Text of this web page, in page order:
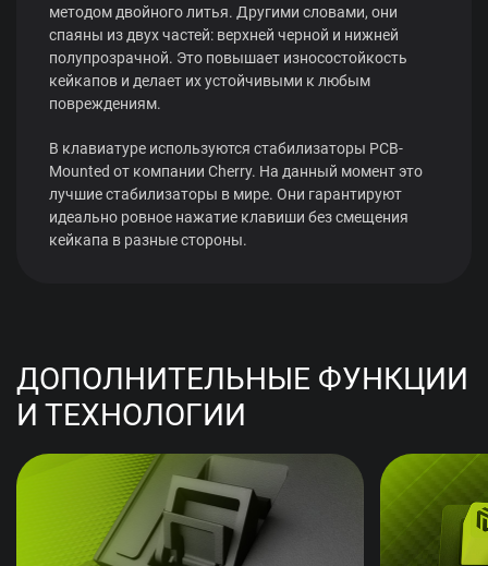
методом двойного литья. Другими словами, они
спаяны из двух частей: верхней черной и нижней
полупрозрачной. Это повышает износостойкость
кейкапов и делает их устойчивыми к любым
повреждениям.
В клавиатуре используются стабилизаторы PCB-
Mounted от компании Cherry. На данный момент это
лучшие стабилизаторы в мире. Они гарантируют
идеально ровное нажатие клавиши без смещения
кейкапа в разные стороны.
ДОПОЛНИТЕЛЬНЫЕ ФУНКЦИИ
И ТЕХНОЛОГИИ